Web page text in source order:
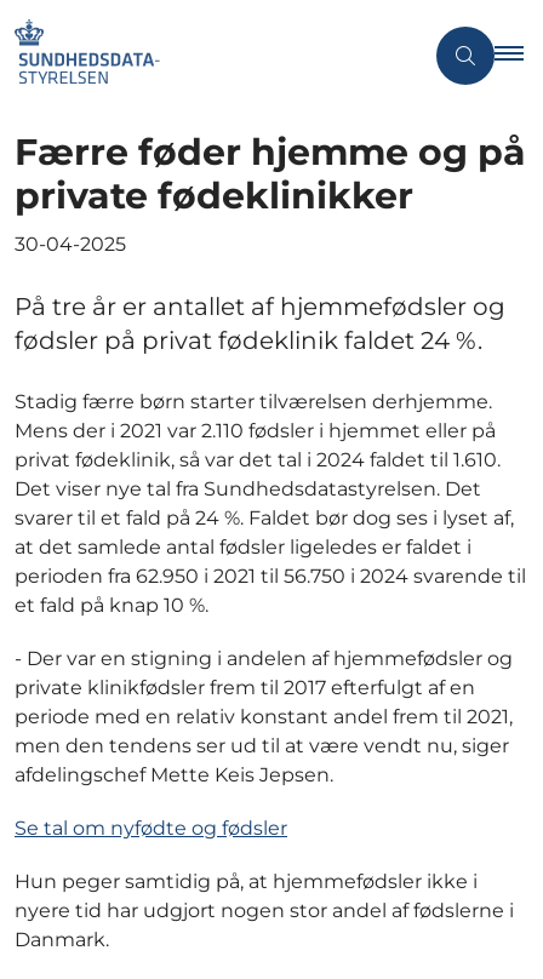
Færre føder hjemme og på
private fødeklinikker
30-04-2025
På tre år er antallet af hjemmefødsler og
fødsler på privat fødeklinik faldet 24 %.
Stadig færre børn starter tilværelsen derhjemme.
Mens der i 2021 var 2.110 fødsler i hjemmet eller på
privat fødeklinik, så var det tal i 2024 faldet til 1.610.
Det viser nye tal fra Sundhedsdatastyrelsen. Det
svarer til et fald på 24 %. Faldet bør dog ses i lyset af,
at det samlede antal fødsler ligeledes er faldet i
perioden fra 62.950 i 2021 til 56.750 i 2024 svarende til
et fald på knap 10 %.
- Der var en stigning i andelen af hjemmefødsler og
private klinikfødsler frem til 2017 efterfulgt af en
periode med en relativ konstant andel frem til 2021,
men den tendens ser ud til at være vendt nu, siger
afdelingschef Mette Keis Jepsen.
Se tal om nyfødte og fødsler
Hun peger samtidig på, at hjemmefødsler ikke i
nyere tid har udgjort nogen stor andel af fødslerne i
Danmark.